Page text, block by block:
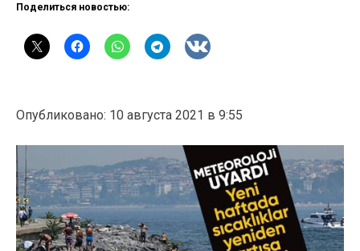
Поделиться новостью:
Опубликовано: 10 августа 2021 в 9:55